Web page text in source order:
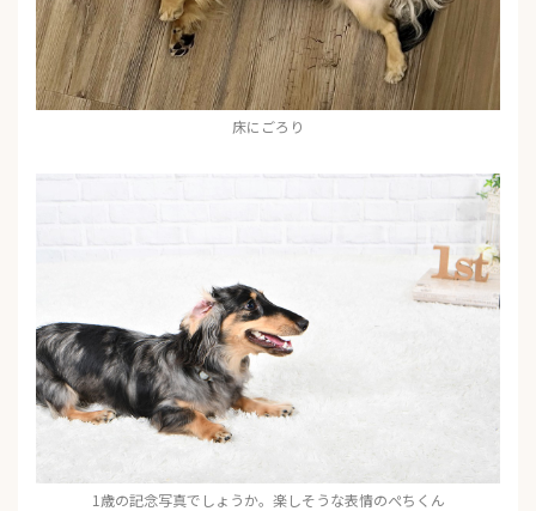
床にごろり
1歳の記念写真でしょうか。楽しそうな表情のぺちくん